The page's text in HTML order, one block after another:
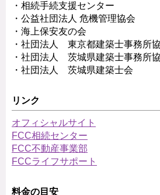
・相続手続支援センター
・公益社団法人 危機管理協会
・海上保安友の会
・社団法人 東京都建築士事務所
・社団法人 茨城県建築士事務所
・社団法人 茨城県建築士会
リンク
オフィシャルサイト
FCC相続センター
FCC不動産事業部
FCCライフサポート
料金の目安